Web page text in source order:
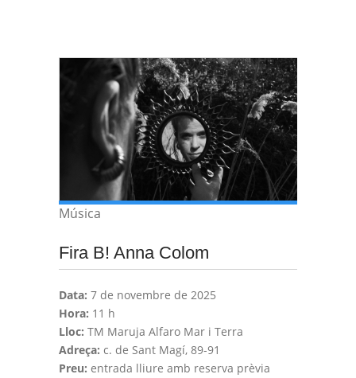
Música
Fira B! Anna Colom
Data: 7 de novembre de 2025
Hora: 11 h
Lloc: TM Maruja Alfaro Mar i Terra
Adreça: c. de Sant Magí, 89-91
Preu: entrada lliure amb reserva prèvia